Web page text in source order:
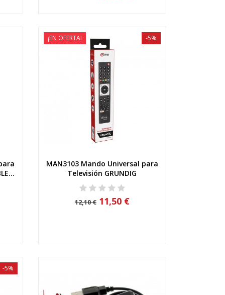
¡EN OFERTA!
Vista rápida
MAN3103 Mando Universal para
Televisión GRUNDIG
12,10 €
-5%
11,50 €
-5%